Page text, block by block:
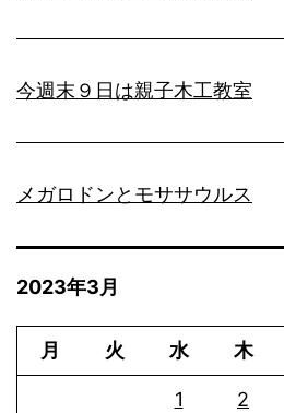
今週末９日は親子木工教室
メガロドンとモササウルス
2023年3月
月 火 水 木
1 2